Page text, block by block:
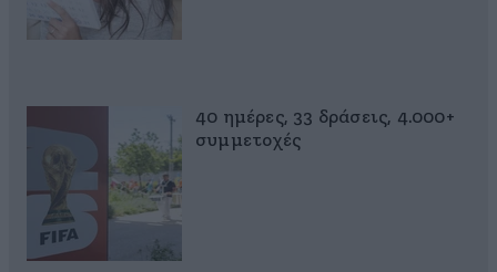
40 ημέρες, 33 δράσεις, 4.000+
συμμετοχές